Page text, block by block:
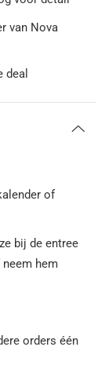
van Nova
deal
of
bij de entree
hem
orders één